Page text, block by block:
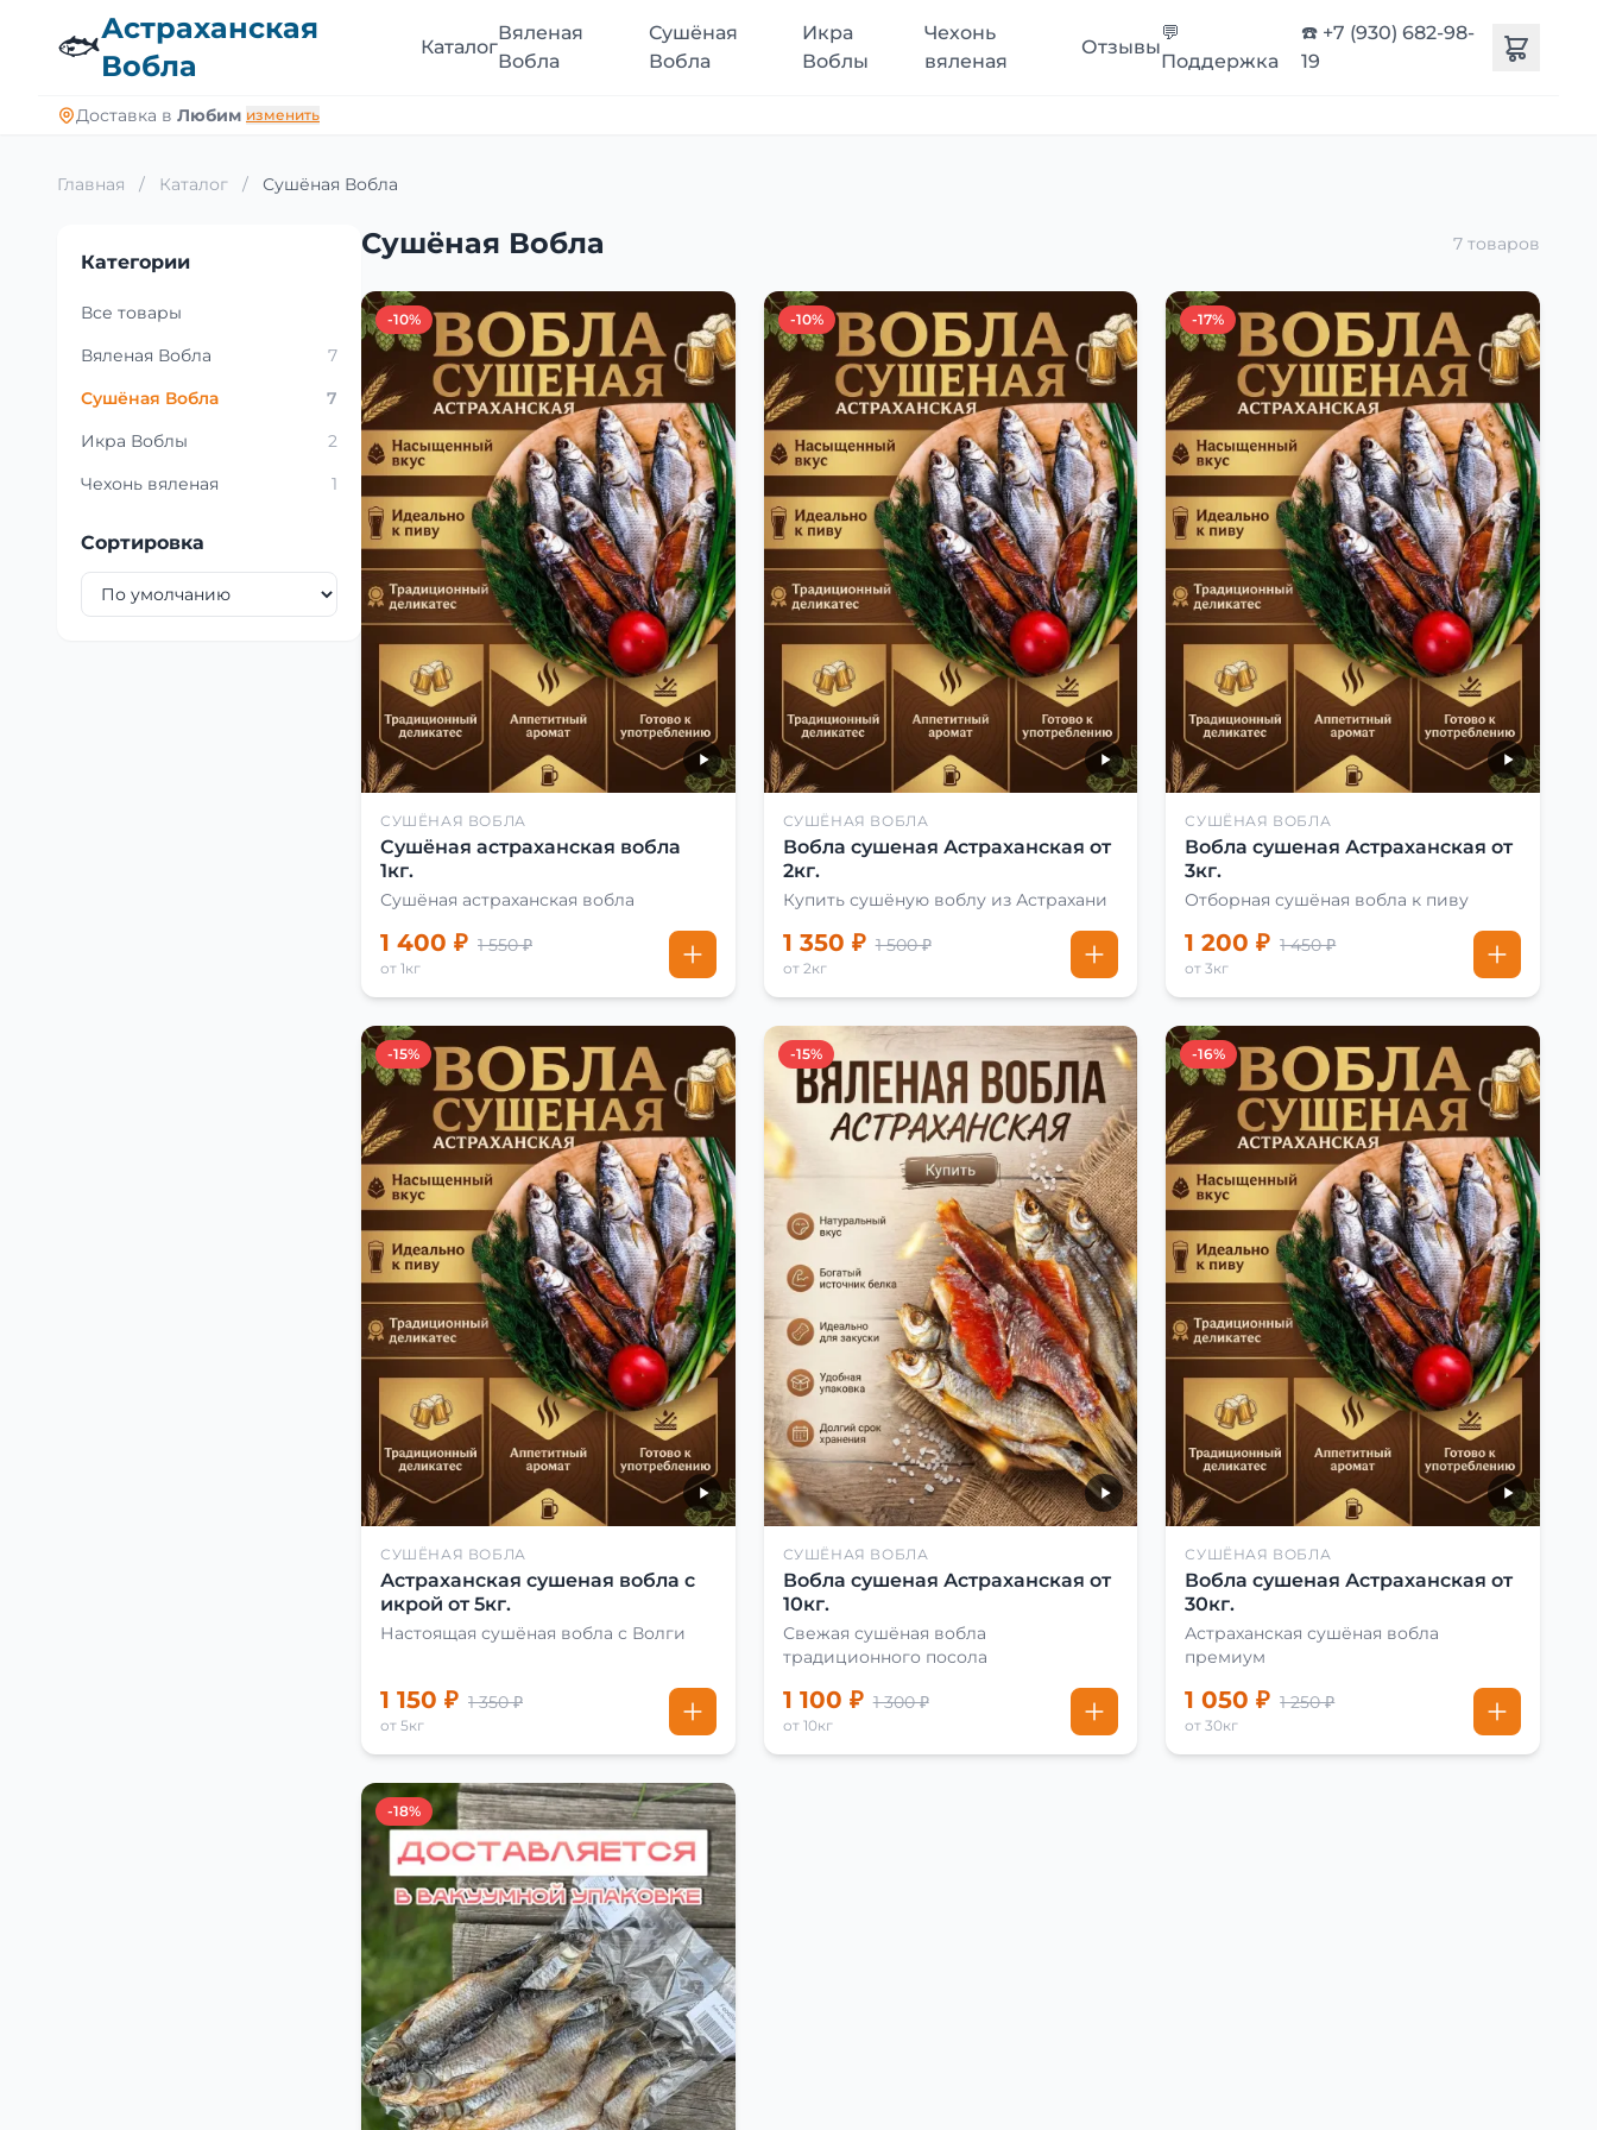
🐟Астраханская
Вобла
Каталог
Вяленая
Вобла
Сушёная
Вобла
Икра
Воблы
Чехонь
вяленая
Отзывы
💬
Поддержка
☎️ +7 (930) 682-98-
19
Доставка в Любим изменить
Главная / Каталог / Сушёная Вобла
Категории
Все товары
Вяленая Вобла
7
Сушёная Вобла
7
Икра Воблы
2
Чехонь вяленая
1
Сортировка
Сушёная Вобла 7 товаров
-10%
СУШЁНАЯ ВОБЛА
Сушёная астраханская вобла
1кг.
Сушёная астраханская вобла
1 400 ₽ 1 550 ₽
от 1кг
-10%
СУШЁНАЯ ВОБЛА
Вобла сушеная Астраханская от
2кг.
Купить сушёную воблу из Астрахани
1 350 ₽ 1 500 ₽
от 2кг
-17%
СУШЁНАЯ ВОБЛА
Вобла сушеная Астраханская от
3кг.
Отборная сушёная вобла к пиву
1 200 ₽ 1 450 ₽
от 3кг
-15%
СУШЁНАЯ ВОБЛА
Астраханская сушеная вобла с
икрой от 5кг.
Настоящая сушёная вобла с Волги
1 150 ₽ 1 350 ₽
от 5кг
-15%
СУШЁНАЯ ВОБЛА
Вобла сушеная Астраханская от
10кг.
Свежая сушёная вобла
традиционного посола
1 100 ₽ 1 300 ₽
от 10кг
-16%
СУШЁНАЯ ВОБЛА
Вобла сушеная Астраханская от
30кг.
Астраханская сушёная вобла
премиум
1 050 ₽ 1 250 ₽
от 30кг
-18%